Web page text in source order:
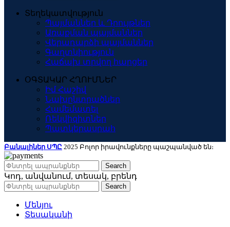
Տեղեկատվություն
Պայմաններ և Դրույթներ
Առաքման պայմաններ
Վերադարձի պայմաններ
Գաղտնիություն
Հաճախ տրվող հարցեր
ՕԳՏԱԿԱՐ ՀՂՈՒՄՆԵՐ
Իմ Հաշիվ
Նախընտրածներ
Համեմատել
Ռեկվիզիտներ
Պատկերասրահ
Բանալիներ ՍՊԸ 2025 Բոլոր իրավունքները պաշպանված են։
Search
Կոդ, անվանում, տեսակ, բրենդ
Search
Մենյու
Տեսականի